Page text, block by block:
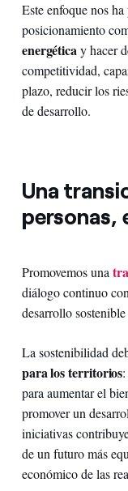
Este enfoque nos
posicionamiento
energéticay hacer
competitividad,
plazo, reducir los
de desarrollo.
Una
personas,
Promovemos una
diálogo continuo
desarrollo
La sostenibilidad
para los territorios
para aumentar el
promover un
iniciativas
de un futuro más
económico de las